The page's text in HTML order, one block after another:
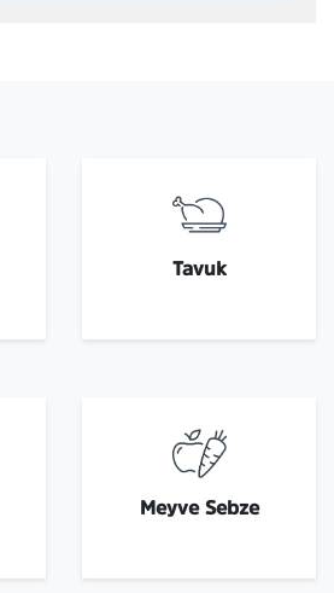
Tavuk
Meyve Sebze